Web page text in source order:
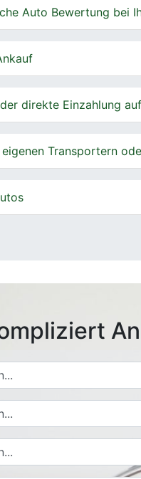
Auto Bewertung bei
direkte Einzahlung
Transportern